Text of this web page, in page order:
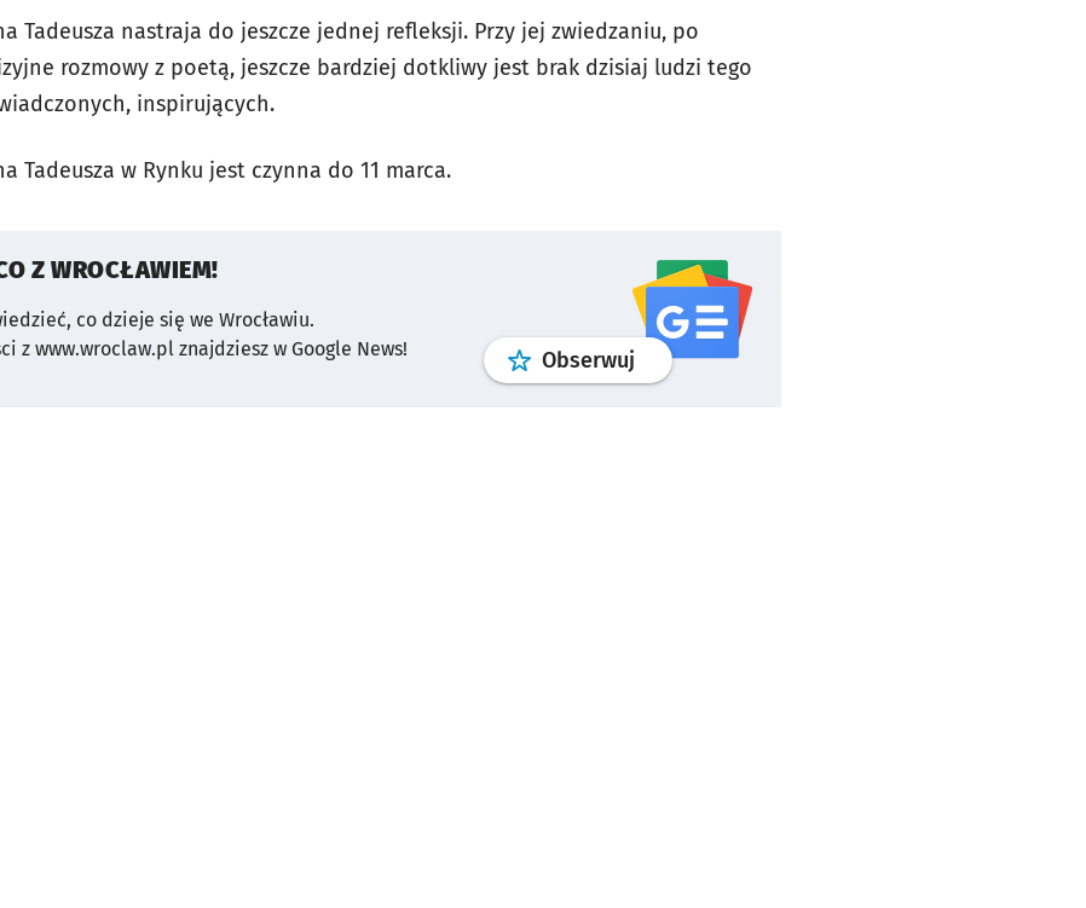
Tadeusza nastraja do jeszcze jednej refleksji. Przy jej zwiedzaniu, po
rozmowy z poetą, jeszcze bardziej dotkliwy jest brak dzisiaj ludzi tego
inspirujących.
Tadeusza w Rynku jest czynna do 11 marca.
Z WROCŁAWIEM!
co dzieje się we Wrocławiu.
z www.wroclaw.pl znajdziesz w Google News!
Obserwuj profilgoogle news